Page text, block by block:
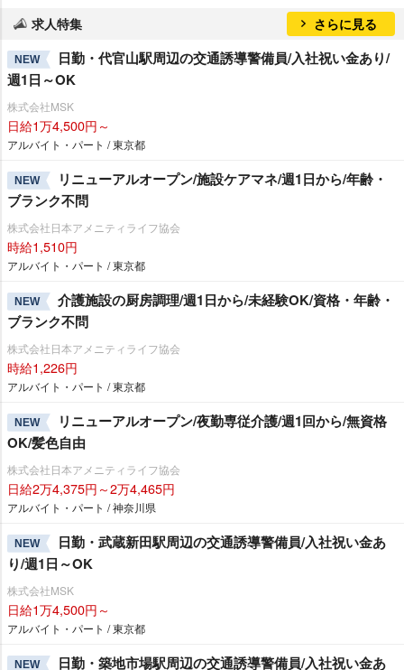
求人特集 さらに見る
NEW
日勤・代官山駅周辺の交通誘導警備員/入社祝い金あり/
週1日～OK
株式会社MSK
日給1万4,500円～
アルバイト・パート / 東京都
NEW
リニューアルオープン/施設ケアマネ/週1日から/年齢・
ブランク不問
株式会社日本アメニティライフ協会
時給1,510円
アルバイト・パート / 東京都
NEW
介護施設の厨房調理/週1日から/未経験OK/資格・年齢・
ブランク不問
株式会社日本アメニティライフ協会
時給1,226円
アルバイト・パート / 東京都
NEW
リニューアルオープン/夜勤専従介護/週1回から/無資格
OK/髪色自由
株式会社日本アメニティライフ協会
日給2万4,375円～2万4,465円
アルバイト・パート / 神奈川県
NEW
日勤・武蔵新田駅周辺の交通誘導警備員/入社祝い金あ
り/週1日～OK
株式会社MSK
日給1万4,500円～
アルバイト・パート / 東京都
NEW 日勤・築地市場駅周辺の交通誘導警備員/入社祝い金あ